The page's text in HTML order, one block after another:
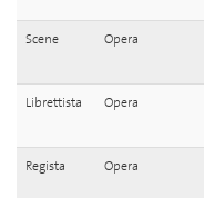
Scene Opera
Librettista Opera
Regista Opera